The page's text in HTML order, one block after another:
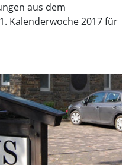
aus dem
Kalenderwoche 2017 für